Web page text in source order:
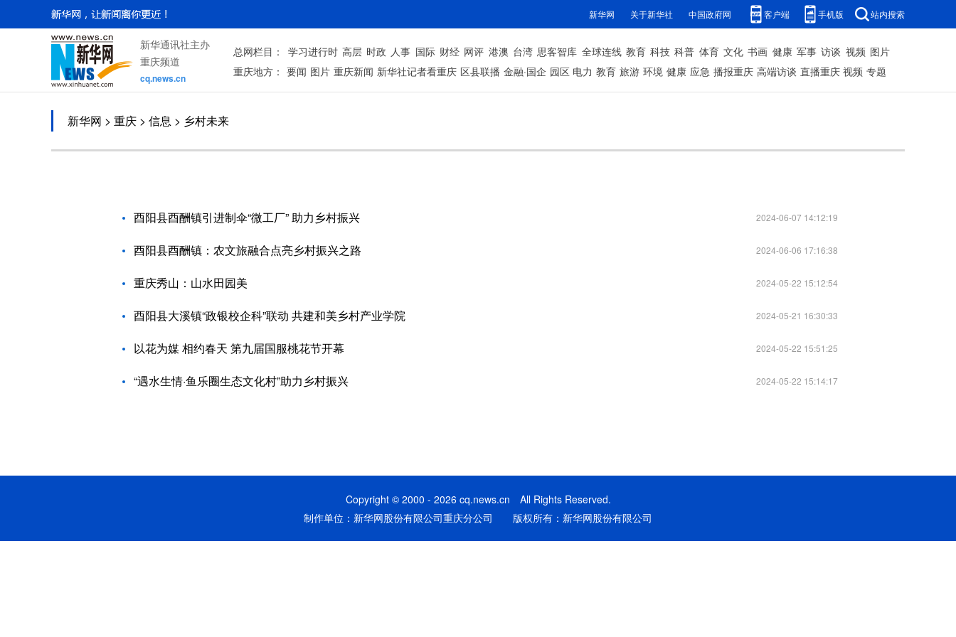
新华网 关于新华社 中国政府网 客户端 手机版 站内搜索
新华通讯社主办
重庆频道
cq.news.cn
总网栏目： 学习进行时 高层 时政 人事 国际 财经 网评 港澳 台湾 思客智库 全球连线 教育 科技 科普 体育 文化 书画 健康 军事 访谈 视频 图片
重庆地方： 要闻 图片 重庆新闻 新华社记者看重庆 区县联播 金融·国企 园区 电力 教育 旅游 环境 健康 应急 播报重庆 高端访谈 直播重庆 视频 专题
新华网 > 重庆 > 信息 > 乡村未来
酉阳县酉酬镇引进制伞“微工厂” 助力乡村振兴 2024-06-07 14:12:19
酉阳县酉酬镇：农文旅融合点亮乡村振兴之路 2024-06-06 17:16:38
重庆秀山：山水田园美 2024-05-22 15:12:54
酉阳县大溪镇“政银校企科”联动 共建和美乡村产业学院 2024-05-21 16:30:33
以花为媒 相约春天 第九届国服桃花节开幕 2024-05-22 15:51:25
“遇水生情·鱼乐圈生态文化村”助力乡村振兴 2024-05-22 15:14:17
Copyright © 2000 - 2026 cq.news.cn All Rights Reserved.
制作单位：新华网股份有限公司重庆分公司 版权所有：新华网股份有限公司